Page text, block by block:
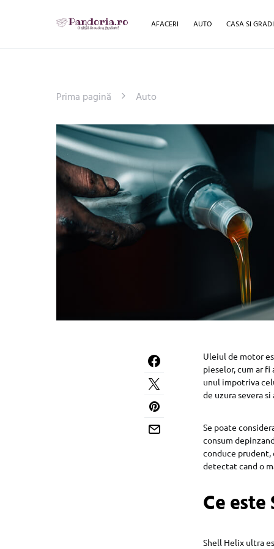
AFACERI AUTO CASA SI
Prima pagină Auto
Uleiul de motor
pieselor, cum ar
unul impotriva
de uzura severa
Se poate
consum
conduce prudent,
detectat cand o
Ce
Shell Helix ultra